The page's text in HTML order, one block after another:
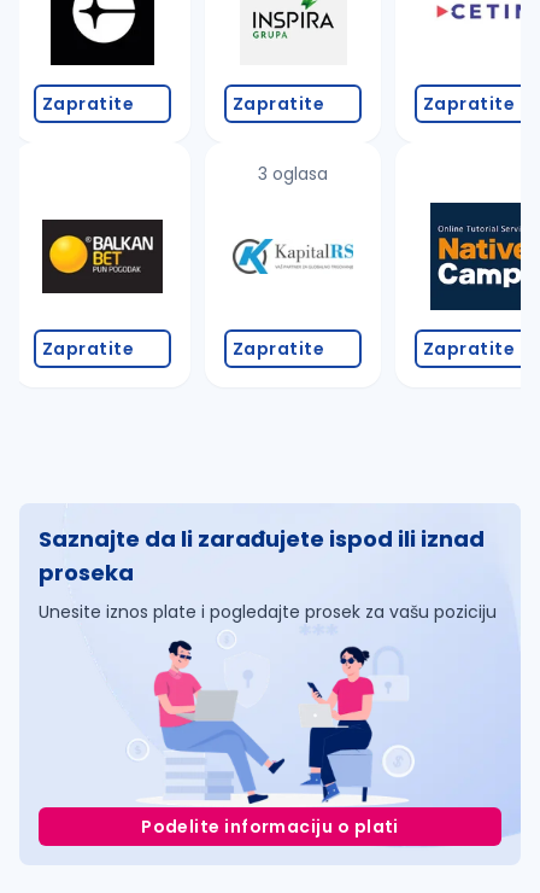
Zapratite
Zapratite
Zapratite
3 oglasa
Zapratite
Zapratite
Zapratite
Saznajte da li zarađujete ispod ili iznad
proseka
Unesite iznos plate i pogledajte prosek za vašu poziciju
Podelite informaciju o plati